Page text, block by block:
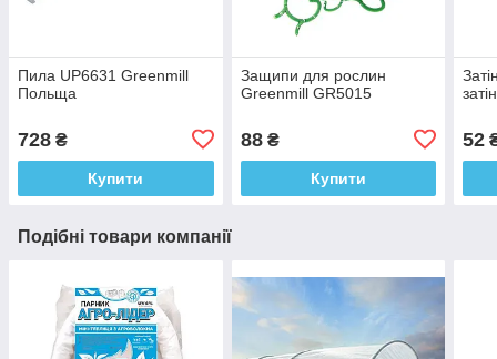
Пила UP6631 Greenmill
Польща
728 ₴
Купити
Защипи для рослин
Greenmill GR5015
88₴
Купити
52
Подібні товари компанії